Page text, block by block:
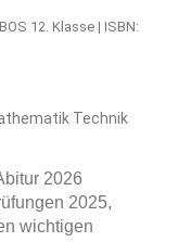
Technik
2026
2025,
wichtigen